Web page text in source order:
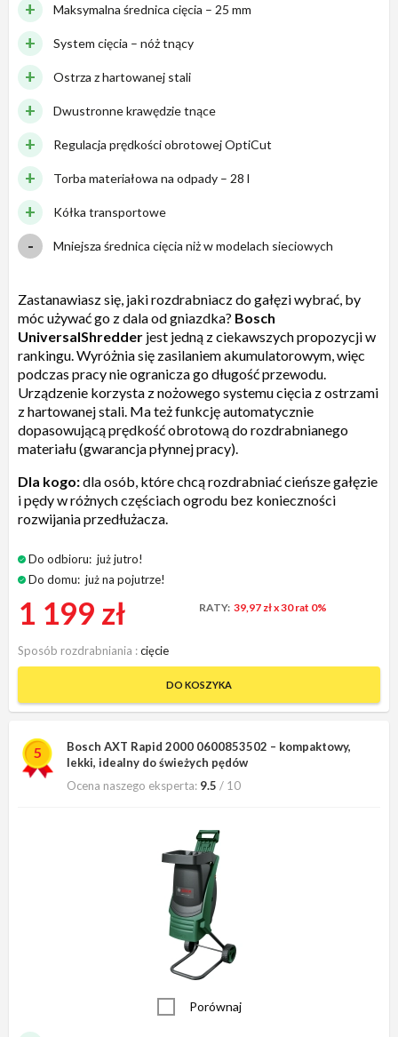
Maksymalna średnica cięcia – 25 mm
System cięcia – nóż tnący
Ostrza z hartowanej stali
Dwustronne krawędzie tnące
Regulacja prędkości obrotowej OptiCut
Torba materiałowa na odpady – 28 l
Kółka transportowe
Mniejsza średnica cięcia niż w modelach sieciowych
Zastanawiasz się, jaki rozdrabniacz do gałęzi wybrać, by
móc używać go z dala od gniazdka? Bosch
UniversalShredder jest jedną z ciekawszych propozycji w
rankingu. Wyróżnia się zasilaniem akumulatorowym, więc
podczas pracy nie ogranicza go długość przewodu.
Urządzenie korzysta z nożowego systemu cięcia z ostrzami
z hartowanej stali. Ma też funkcję automatycznie
dopasowującą prędkość obrotową do rozdrabnianego
materiału (gwarancja płynnej pracy).
Dla kogo:dla osób, które chcą rozdrabniać cieńsze gałęzie
i pędy w różnych częściach ogrodu bez konieczności
rozwijania przedłużacza.
Do odbioru: już jutro!
Do domu: już na pojutrze!
1 199 zł RATY: 39,97 złx 30 rat 0%
Sposób rozdrabniania cięcie
DO KOSZYKA
5
Bosch AXT Rapid 2000 0600853502 – kompaktowy,
lekki, idealny do świeżych pędów
Ocena naszego eksperta: 9.5 / 10
Porównaj